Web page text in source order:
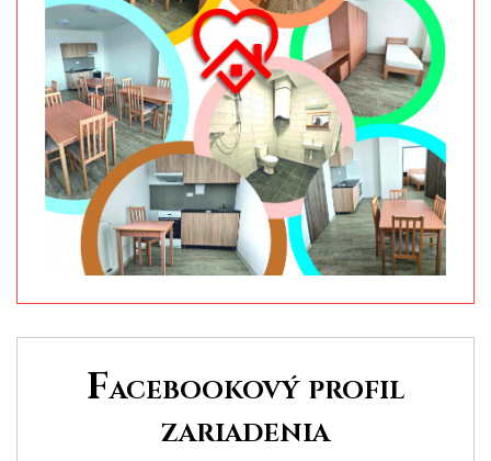
Facebookový profil
zariadenia